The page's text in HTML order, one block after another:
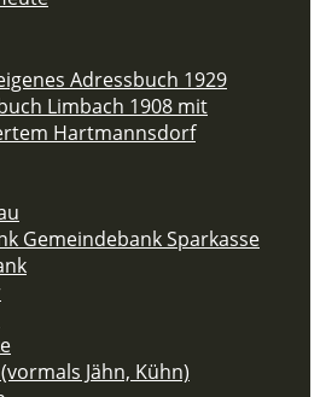
Adressbuch 1929
Limbach 1908 mit
Hartmannsdorf
Gemeindebank Sparkasse
Jähn, Kühn)